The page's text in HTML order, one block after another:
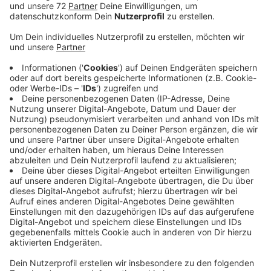
Veröffentlicht:Freitag, 02.02.2024 14:28
Anzeige
Denn: Ein Aufrüsten der beiden Türen mit einem
Bezahlsystem ist teuer. Eine ins Spiel gebrachte
zusätzliche Verriegelung über Nacht wäre nochmal
teurer und aufwendiger zu montieren. Die Verwaltung
soll daher außerdem prüfen, ob ein externer Anbieter
alternativ an einem anderen Standort nicht einfach
eine Toilettenanlage aufstellen könnte. Hintergrund
des Ganzen: Dreck und zuletzt auch noch
Vandalismusschäden. Die Toilettenanlagen an der
Feuerwache Lette sind nach dem Vandalismus zwar
inzwischen wieder hergerichtet - bleiben aber erstmal
geschlossen. Es sei mit neuen Vorfällen zu rechnen.